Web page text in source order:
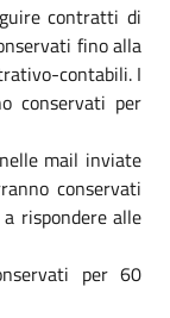
contratti di
fino alla
contabili. I
conservati per
mail inviate
conservati
rispondere alle
per 60